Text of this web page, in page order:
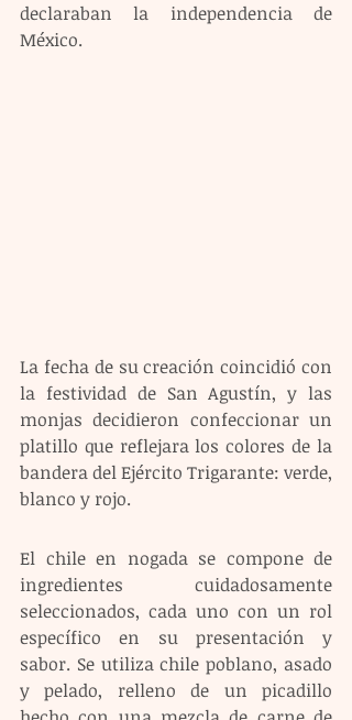
declaraban la independencia de
México.
La fecha de su creación coincidió con
la festividad de San Agustín, y las
monjas decidieron confeccionar un
platillo que reflejara los colores de la
bandera del Ejército Trigarante: verde,
blanco y rojo.
El chile en nogada se compone de
ingredientes cuidadosamente
seleccionados, cada uno con un rol
específico en su presentación y
sabor. Se utiliza chile poblano, asado
y pelado, relleno de un picadillo